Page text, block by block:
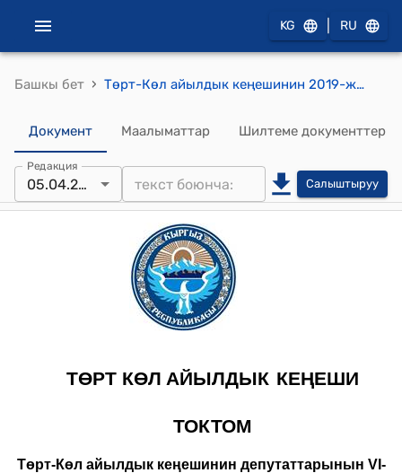
KG RU
Башкы бет › Төрт-Көл айылдык кеңешинин 2019-жылдын 05 апрелиндеги №31/5 "Милициянын аймактык тескөөчүлөрүнүн кылмыштуулуктун алдын алуу боюнча аткарып жаткан иштери жөнүндө"токтому
Документ Маалыматтар Шилтеме документтер
Редакция
05.04.2019 Салыштыруу